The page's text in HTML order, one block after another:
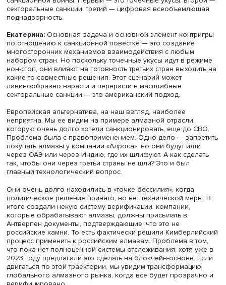
Фото: iStock
— Общество и элиты в Евросоюзе настолько
радикализированны, что из повестки ушли все
кроме красного и зеленого?
Александр:Если на национальном уровне какая-то
взглядов и сохраняется, то, если речь заходит о
внешнеполитических вещах, сильных альтернативных
нет, по внешней политике в ЕС существует полный